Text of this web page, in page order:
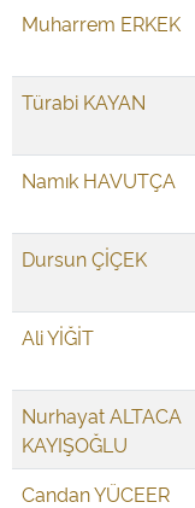
Muharrem ERKEK
Türabi KAYAN
Namık HAVUTÇA
Dursun ÇİÇEK
Ali YİĞİT
Nurhayat ALTACA
KAYIŞOĞLU
Candan YÜCEER